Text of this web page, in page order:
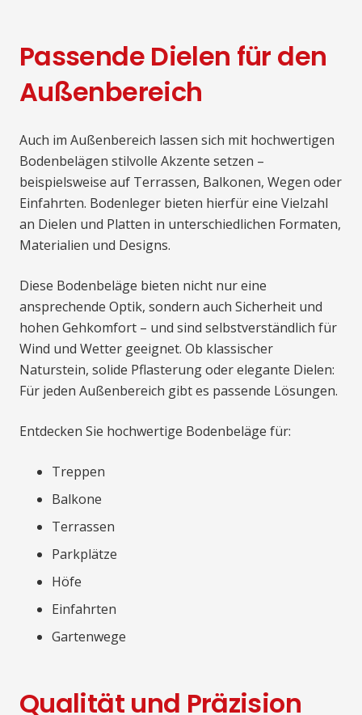
Passende Dielen für den
Außenbereich
Auch im Außenbereich lassen sich mit hochwertigen
Bodenbelägen stilvolle Akzente setzen –
beispielsweise auf Terrassen, Balkonen, Wegen oder
Einfahrten. Bodenleger bieten hierfür eine Vielzahl
an Dielen und Platten in unterschiedlichen Formaten,
Materialien und Designs.
Diese Bodenbeläge bieten nicht nur eine
ansprechende Optik, sondern auch Sicherheit und
hohen Gehkomfort – und sind selbstverständlich für
Wind und Wetter geeignet. Ob klassischer
Naturstein, solide Pflasterung oder elegante Dielen:
Für jeden Außenbereich gibt es passende Lösungen.
Entdecken Sie hochwertige Bodenbeläge für:
Treppen
Balkone
Terrassen
Parkplätze
Höfe
Einfahrten
Gartenwege
Qualität und Präzision